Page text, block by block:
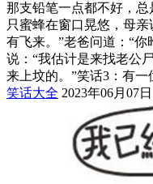
那支铅笔一点都不好，
只蜜蜂在窗口晃悠，母
有飞来。”老爸问道：“你
说：“我估计是来找老公
来上坟的。”笑话3：有一
笑话大全 2023年06月07日